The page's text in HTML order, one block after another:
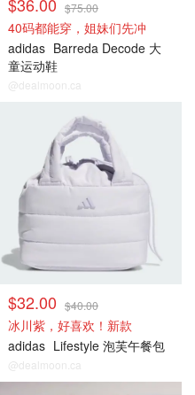
$75.00
40码都能穿，姐妹们先冲
adidas Barreda Decode 大
童运动鞋
@dealmoon.ca
$32.00 $40.00
冰川紫，好喜欢！新款
adidas Lifestyle 泡芙午餐包
@dealmoon.ca